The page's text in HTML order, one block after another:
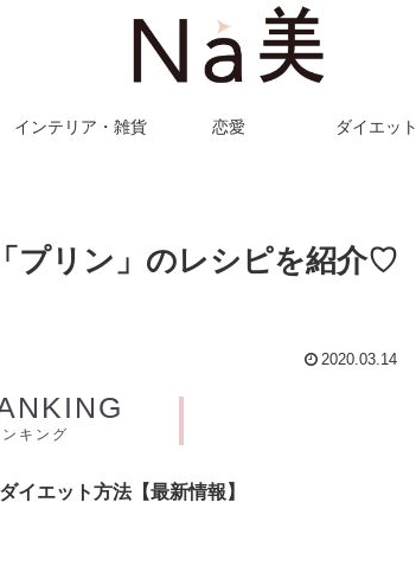
インテリア・雑貨 恋愛 ダイエット
プリン」のレシピを紹介♡
2020.03.14
キング
イエット方法【最新情報】